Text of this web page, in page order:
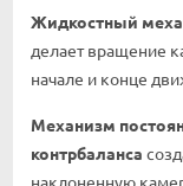
Жидкостный
делает вращение
начале и конце
Механизм
контрбаланса
наклоненную